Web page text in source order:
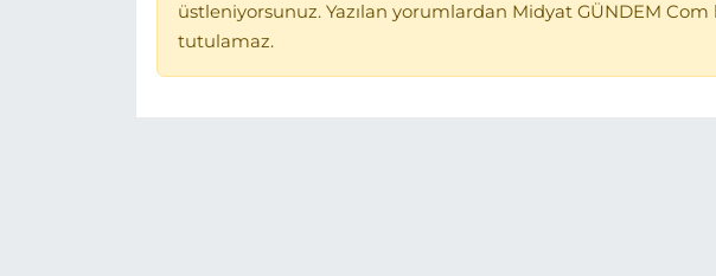
üstleniyorsunuz. Yazılan yorumlardan Midyat GÜNDEM
tutulamaz.